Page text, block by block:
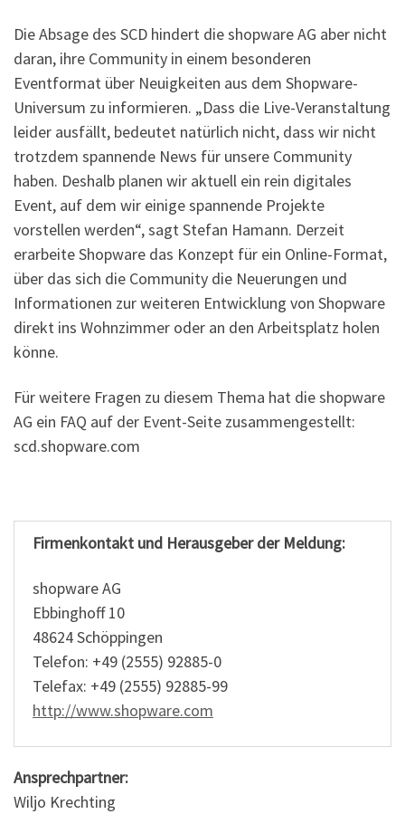
Die Absage des SCD hindert die shopware AG aber nicht
daran, ihre Community in einem besonderen
Eventformat über Neuigkeiten aus dem Shopware-
Universum zu informieren. „Dass die Live-Veranstaltung
leider ausfällt, bedeutet natürlich nicht, dass wir nicht
trotzdem spannende News für unsere Community
haben. Deshalb planen wir aktuell ein rein digitales
Event, auf dem wir einige spannende Projekte
vorstellen werden“, sagt Stefan Hamann. Derzeit
erarbeite Shopware das Konzept für ein Online-Format,
über das sich die Community die Neuerungen und
Informationen zur weiteren Entwicklung von Shopware
direkt ins Wohnzimmer oder an den Arbeitsplatz holen
könne.
Für weitere Fragen zu diesem Thema hat die shopware
AG ein FAQ auf der Event-Seite zusammengestellt:
scd.shopware.com
Firmenkontakt und Herausgeber der Meldung:
shopware AG
Ebbinghoff 10
48624 Schöppingen
Telefon: +49 (2555) 92885-0
Telefax: +49 (2555) 92885-99
http://www.shopware.com
Ansprechpartner:
Wiljo Krechting